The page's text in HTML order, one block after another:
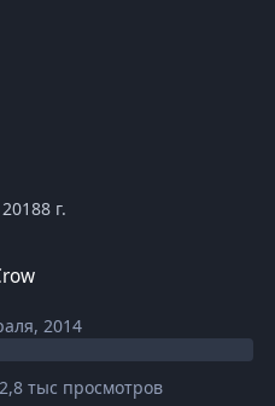
8 г.
2014
2,8 тыс просмотров